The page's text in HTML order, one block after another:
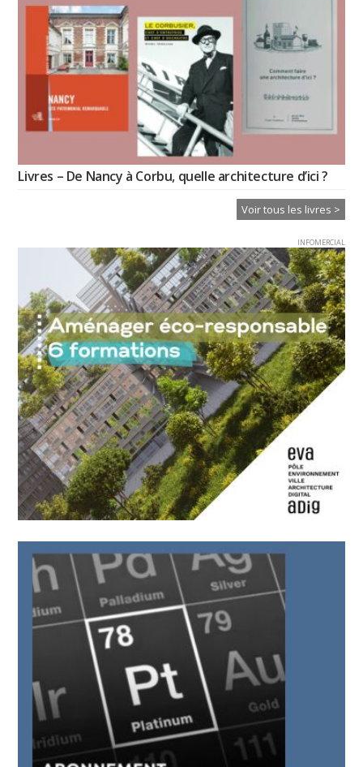
Livres – De Nancy à Corbu, quelle architecture d’ici ?
Voir tous les livres >
INFOMERCIAL